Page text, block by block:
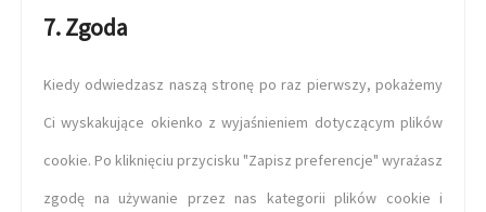
7. Zgoda
Kiedy odwiedzasz naszą stronę po raz pierwszy, pokażemy
Ci wyskakujące okienko z wyjaśnieniem dotyczącym plików
cookie. Po kliknięciu przycisku "Zapisz preferencje" wyrażasz
zgodę na używanie przez nas kategorii plików cookie i